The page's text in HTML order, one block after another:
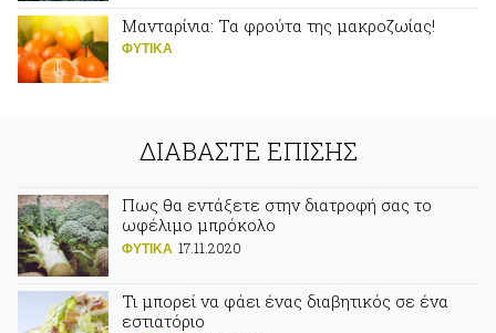
Μανταρίνια: Τα φρούτα της μακροζωίας!
ΦΥΤΙΚA
ΔΙΑΒΑΣΤΕ ΕΠΙΣΗΣ
Πως θα εντάξετε στην διατροφή σας το
ωφέλιμο μπρόκολο
ΦΥΤΙΚA 17.11.2020
Τι μπορεί να φάει ένας διαβητικός σε ένα
εστιατόριο